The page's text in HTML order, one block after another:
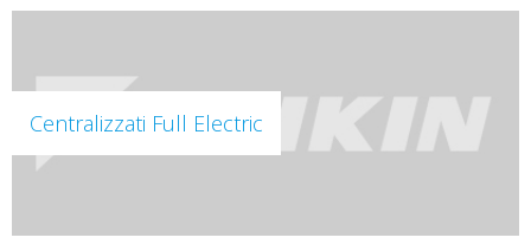
Centralizzati Full Electric